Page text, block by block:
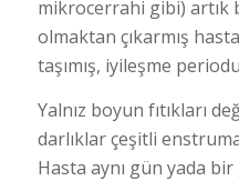
mikrocerrahi gibi) artık
olmaktan çıkarmış
taşımış, iyileşme
Yalnız boyun fıtıkları
darlıklar çeşitli
Hasta aynı gün yada